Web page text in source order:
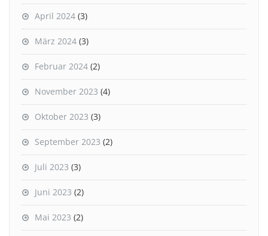
April 2024 (3)
März 2024 (3)
Februar 2024 (2)
November 2023 (4)
Oktober 2023 (3)
September 2023 (2)
Juli 2023 (3)
Juni 2023 (2)
Mai 2023 (2)